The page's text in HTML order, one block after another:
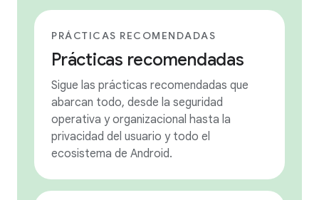
PRÁCTICAS RECOMENDADAS
Prácticas recomendadas
Sigue las prácticas recomendadas que
abarcan todo, desde la seguridad
operativa y organizacional hasta la
privacidad del usuario y todo el
ecosistema de Android.